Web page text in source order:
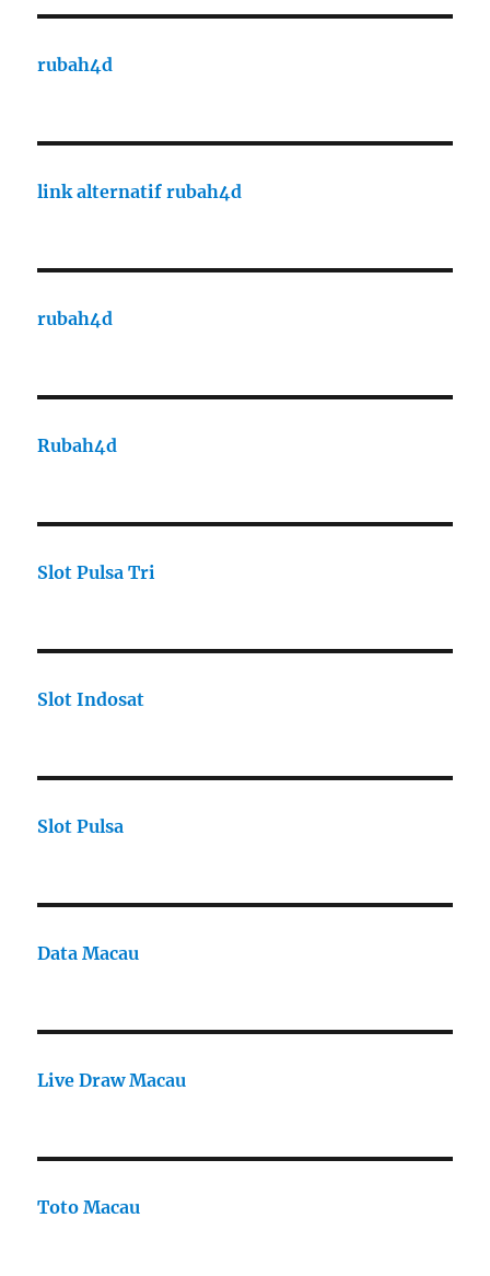
rubah4d
link alternatif rubah4d
rubah4d
Rubah4d
Slot Pulsa Tri
Slot Indosat
Slot Pulsa
Data Macau
Live Draw Macau
Toto Macau